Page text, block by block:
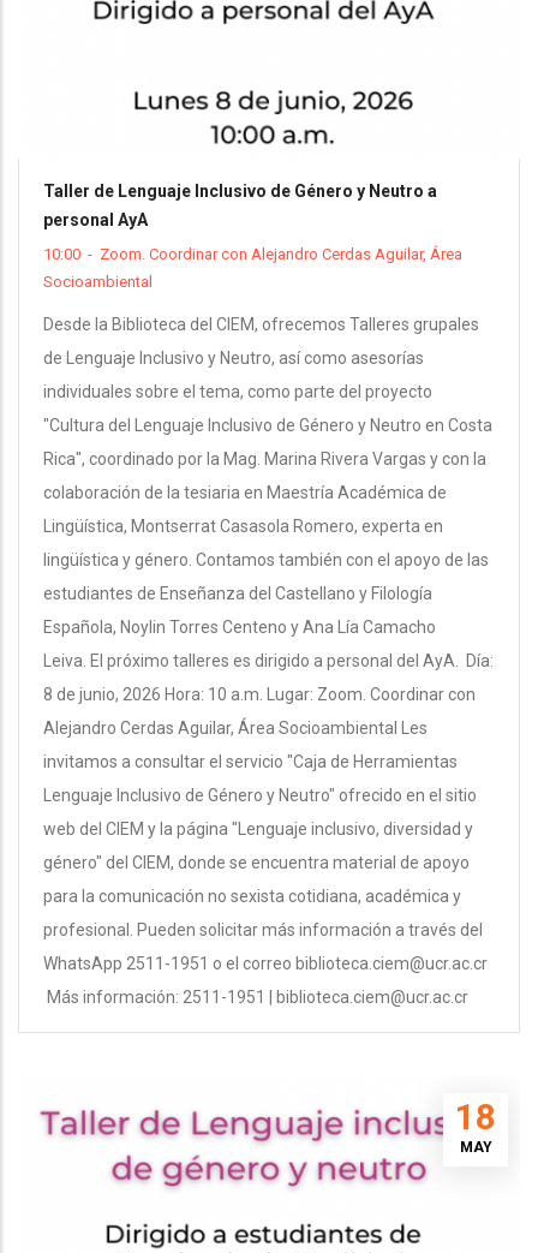
Taller de Lenguaje Inclusivo de Género y Neutro a
personal AyA
10:00 - Zoom. Coordinar con Alejandro Cerdas Aguilar, Área
Socioambiental
Desde la Biblioteca del CIEM, ofrecemos Talleres grupales
de Lenguaje Inclusivo y Neutro, así como asesorías
individuales sobre el tema, como parte del proyecto
"Cultura del Lenguaje Inclusivo de Género y Neutro en Costa
Rica", coordinado por la Mag. Marina Rivera Vargas y con la
colaboración de la tesiaria en Maestría Académica de
Lingüística, Montserrat Casasola Romero, experta en
lingüística y género. Contamos también con el apoyo de las
estudiantes de Enseñanza del Castellano y Filología
Española, Noylin Torres Centeno y Ana Lía Camacho
Leiva. El próximo talleres es dirigido a personal del AyA. Día:
8 de junio, 2026 Hora: 10 a.m. Lugar: Zoom. Coordinar con
Alejandro Cerdas Aguilar, Área Socioambiental Les
invitamos a consultar el servicio "Caja de Herramientas
Lenguaje Inclusivo de Género y Neutro" ofrecido en el sitio
web del CIEM y la página "Lenguaje inclusivo, diversidad y
género" del CIEM, donde se encuentra material de apoyo
para la comunicación no sexista cotidiana, académica y
profesional. Pueden solicitar más información a través del
WhatsApp 2511-1951 o el correo biblioteca.ciem@ucr.ac.cr
Más información: 2511-1951 | biblioteca.ciem@ucr.ac.cr
18
MAY